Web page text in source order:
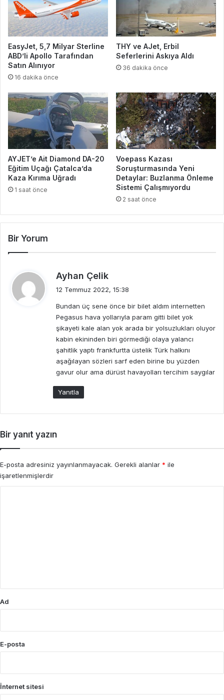
EasyJet, 5,7 Milyar Sterline
ABD’li Apollo Tarafından
Satın Alınıyor
16 dakika önce
THY ve AJet, Erbil
Seferlerini Askıya Aldı
36 dakika önce
AYJET’e Ait Diamond DA-20
Eğitim Uçağı Çatalca’da
Kaza Kırıma Uğradı
1 saat önce
Voepass Kazası
Soruşturmasında Yeni
Detaylar: Buzlanma Önleme
Sistemi Çalışmıyordu
2 saat önce
Bir Yorum
Ayhan Çelik
i
k
i
:
12 Temmuz 2022, 15:38
Bundan üç sene önce bir bilet aldım internetten
Pegasus hava yollarıyla param gitti bilet yok
şikayeti kale alan yok arada bir yolsuzlukları oluyor
kabin ekininden biri görmediği olaya yalancı
şahitlik yaptı frankfurtta üstelik Türk halkını
aşağılayan sözleri sarf eden birine bu yüzden
gavur olur ama dürüst havayolları tercihim saygılar
Yanıtla
Bir yanıt yazın
E-posta adresiniz yayınlanmayacak. Gerekli alanlar * ile
işaretlenmişlerdir
Ad
E-posta
İnternet sitesi